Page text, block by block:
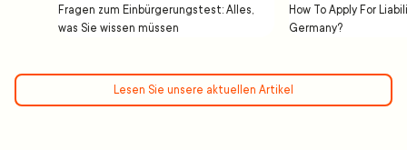
Fragen zum Einbürgerungstest: Alles,
was Sie wissen müssen
How To Apply For
Germany?
Lesen Sie unsere aktuellen Artikel